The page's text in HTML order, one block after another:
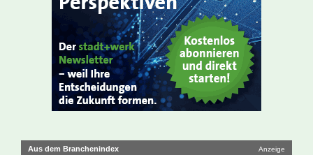
Aus dem Branchenindex Anzeige